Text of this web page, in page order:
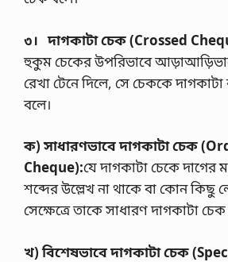
৩। দাগকাটা চেক (Crossed
হুকুম চেকের উপরিভাবে
রেখা টেনে দিলে, সে চেককে
বলে।
ক) সাধারণভাবে দাগকাটা চেক (
Cheque):যে দাগকাটা চেকে দাগের
শব্দের উল্লেখ না থাকে বা কোন কিছু
সেক্ষেত্রে তাকে সাধারণ দাগকাটা
খ) বিশেষভাবে দাগকাটা চেক (